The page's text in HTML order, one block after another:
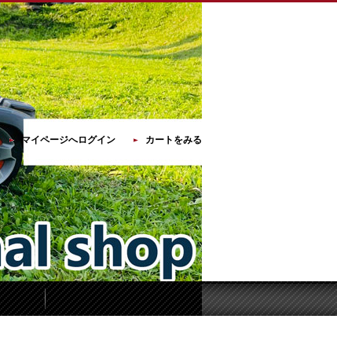
マイページへログイン カートをみる